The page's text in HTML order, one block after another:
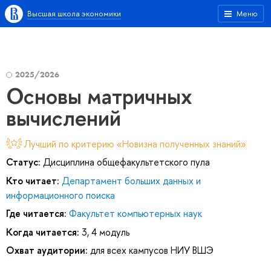
Меню
Высшая школа экономики
2025/2026
Основы матричных
вычислений
Лучший по критерию «Новизна полученных знаний»
Статус: Дисциплина общефакультетского пула
Кто читает: Департамент больших данных и
информационного поиска
Где читается: Факультет компьютерных наук
Когда читается: 3, 4 модуль
Охват аудитории: для всех кампусов НИУ ВШЭ